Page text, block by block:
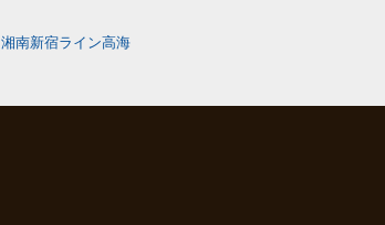
湘南新宿ライン高海